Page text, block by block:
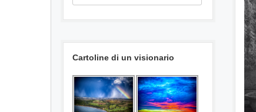
Cartoline di un visionario